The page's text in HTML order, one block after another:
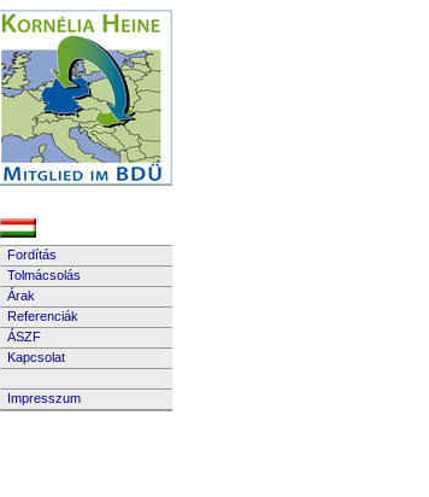
Fordítás
Tolmácsolás
Árak
Referenciák
ÁSZF
Kapcsolat
Impresszum